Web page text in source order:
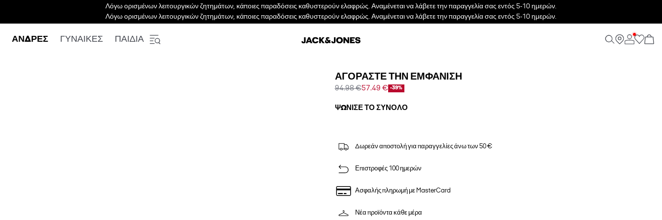
Λόγω ορισμένων λειτουργικών ζητημάτων, κάποιες παραδόσεις καθυστερούν ελαφρώς. Αναμένεται να λάβετε την παραγγελία σας εντός 5-10 ημερών.
Λόγω ορισμένων λειτουργικών ζητημάτων, κάποιες παραδόσεις καθυστερούν ελαφρώς. Αναμένεται να λάβετε την παραγγελία σας εντός 5-10 ημερών.
ΑΝΔΡΕΣ ΓΥΝΑΙΚΕΣ ΠΑΙΔΙΑ
ΑΓΟΡΆΣΤΕ ΤΗΝ ΕΜΦΆΝΙΣΗ
94.98 €57.49 € -39%
ΨΏΝΙΣΕ ΤΟ ΣΎΝΟΛΟ
Δωρεάν αποστολή για παραγγελίες άνω των 50 €
Επιστροφές 100 ημερών
Ασφαλής πληρωμή με MasterCard
Νέα προϊόντα κάθε μέρα